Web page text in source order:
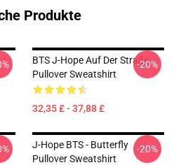
Produkte
BTS J-Hope Auf Der Straße
Pullover Sweatshirt
32,35 £ - 37,88 £
-20%
J-Hope BTS - Butterfly
Pullover Sweatshirt
-20%